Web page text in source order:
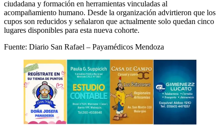
ciudadana y formación en herramientas vinculadas al
acompañamiento humano. Desde la organización advirtieron que los
cupos son reducidos y señalaron que actualmente solo quedan cinco
lugares disponibles para esta nueva cohorte.
Fuente: Diario San Rafael – Payamédicos Mendoza